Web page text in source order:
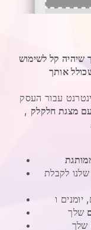
שיהיה קל לשימוש
עבור העסק
מצגת חלקלק ,
לקבלת